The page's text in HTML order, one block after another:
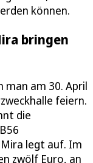
können.
bringen
am 30. April
feiern.
die
Mira legt auf. Im
zwölf Euro, an